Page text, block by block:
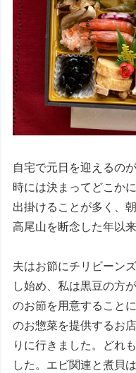
自宅で元日を迎えるの
時には決まってどこか
出掛けることが多く、
高尾山を断念した年以来
夫はお節にチリビーン
し始め、私は黒豆の方
のお節を用意すること
のお惣菜を提供するお
りに行きました。どれ
した。エビ関連と煮貝